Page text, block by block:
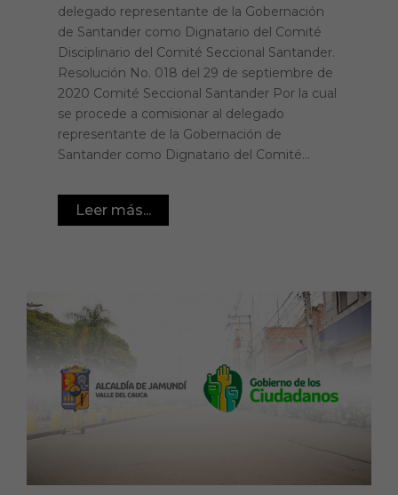
delegado representante de la Gobernación
de Santander como Dignatario del Comité
Disciplinario del Comité Seccional Santander.
Resolución No. 018 del 29 de septiembre de
2020 Comité Seccional Santander Por la cual
se procede a comisionar al delegado
representante de la Gobernación de
Santander como Dignatario del Comité...
Leer más...